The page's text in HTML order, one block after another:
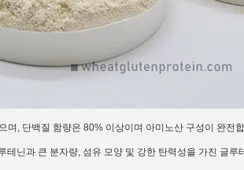
, 단백질 함량은 80% 이상이며 아미노산 구성이 완전
닌과 큰 분자량, 섬유 모양 및 강한 탄력성을 가진 글루